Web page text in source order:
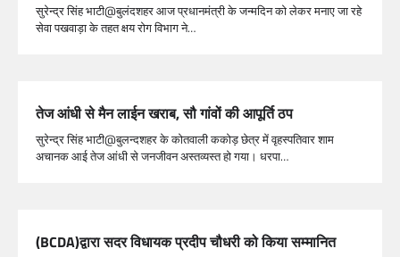
सुरेन्द्र सिंह भाटी@बुलंदशहर आज प्रधानमंत्री के जन्मदिन को लेकर मनाए जा रहे
सेवा पखवाड़ा के तहत क्षय रोग विभाग ने…
तेज आंधी से मैन लाईन खराब, सौ गांवों की आपूर्ति ठप
सुरेन्द्र सिंह भाटी@बुलन्दशहर के कोतवाली ककोड़ छेत्र में वृहस्पतिवार शाम
अचानक आई तेज आंधी से जनजीवन अस्तव्यस्त हो गया। धरपा…
(BCDA)द्वारा सदर विधायक प्रदीप चौधरी को किया सम्मानित